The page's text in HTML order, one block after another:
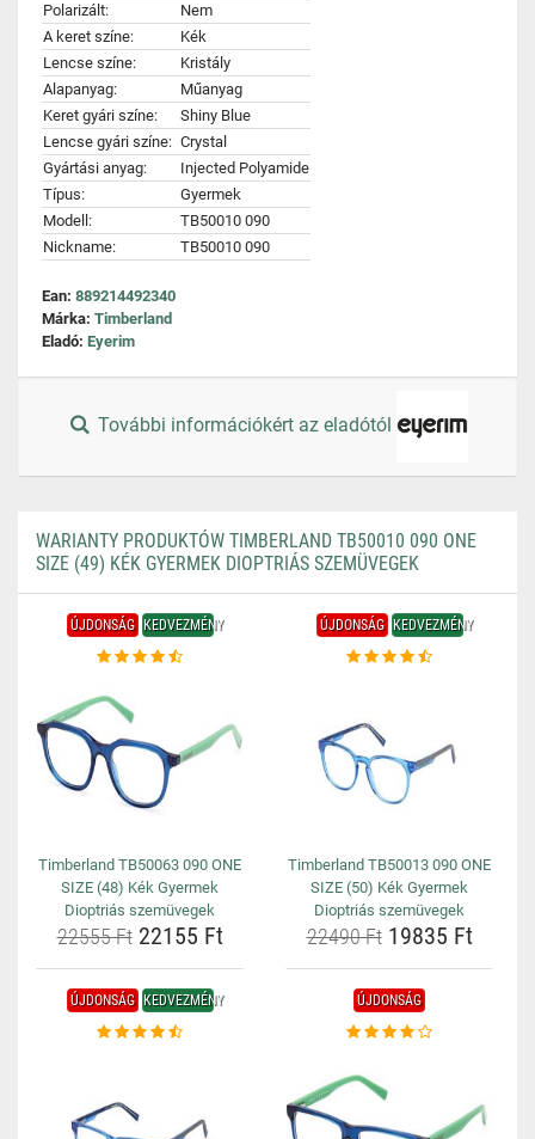
Polarizált:
Nem
A keret színe:
Kék
Lencse színe:
Kristály
Alapanyag:
Műanyag
Keret gyári színe:
Shiny Blue
Lencse gyári színe: Crystal
Gyártási anyag:
Injected Polyamide
Típus:
Gyermek
Modell:
TB50010 090
Nickname:
TB50010 090
Ean: 889214492340
Márka: Timberland
Eladó: Eyerim
További információkért az eladótól
WARIANTY PRODUKTÓW TIMBERLAND TB50010 090 ONE
SIZE (49) KÉK GYERMEK DIOPTRIÁS SZEMÜVEGEK
ÚJDONSÁG KEDVEZMÉNY
Timberland TB50063 090 ONE
SIZE (48) Kék Gyermek
Dioptriás szemüvegek
22555 Ft22155 Ft
ÚJDONSÁG KEDVEZMÉNY
Timberland TB50013 090 ONE
SIZE (50) Kék Gyermek
Dioptriás szemüvegek
22490 Ft19835 Ft
ÚJDONSÁG KEDVEZMÉNY ÚJDONSÁG